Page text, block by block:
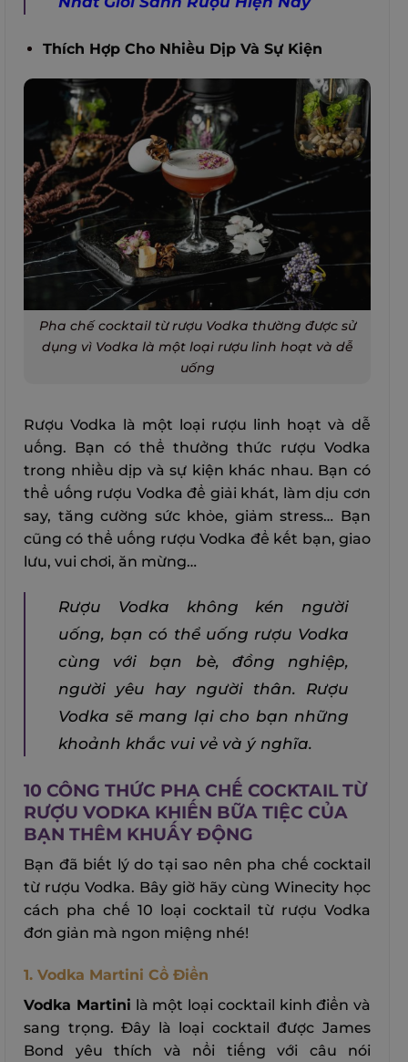
Thích Hợp Cho Nhiều Dịp Và Sự Kiện
Pha chế cocktail từ rượu Vodka thường được sử
dụng vì Vodka là một loại rượu linh hoạt và dễ
uống
Rượu Vodka là một loại rượu linh hoạt và dễ
uống. Bạn có thể thưởng thức rượu Vodka
trong nhiều dịp và sự kiện khác nhau. Bạn có
thể uống rượu Vodka để giải khát, làm dịu cơn
say, tăng cường sức khỏe, giảm stress… Bạn
cũng có thể uống rượu Vodka để kết bạn, giao
lưu, vui chơi, ăn mừng…
Rượu Vodka không kén người
uống, bạn có thể uống rượu Vodka
cùng với bạn bè, đồng nghiệp,
người yêu hay người thân. Rượu
Vodka sẽ mang lại cho bạn những
khoảnh khắc vui vẻ và ý nghĩa.
10 CÔNG THỨC PHA CHẾ COCKTAIL TỪ
RƯỢU VODKA KHIẾN BỮA TIỆC CỦA
BẠN THÊM KHUẤY ĐỘNG
Bạn đã biết lý do tại sao nên pha chế cocktail
từ rượu Vodka. Bây giờ hãy cùng Winecity học
cách pha chế 10 loại cocktail từ rượu Vodka
đơn giản mà ngon miệng nhé!
1. Vodka Martini Cổ Điển
Vodka Martini là một loại cocktail kinh điển và
sang trọng. Đây là loại cocktail được James
Bond yêu thích và nổi tiếng với câu nói